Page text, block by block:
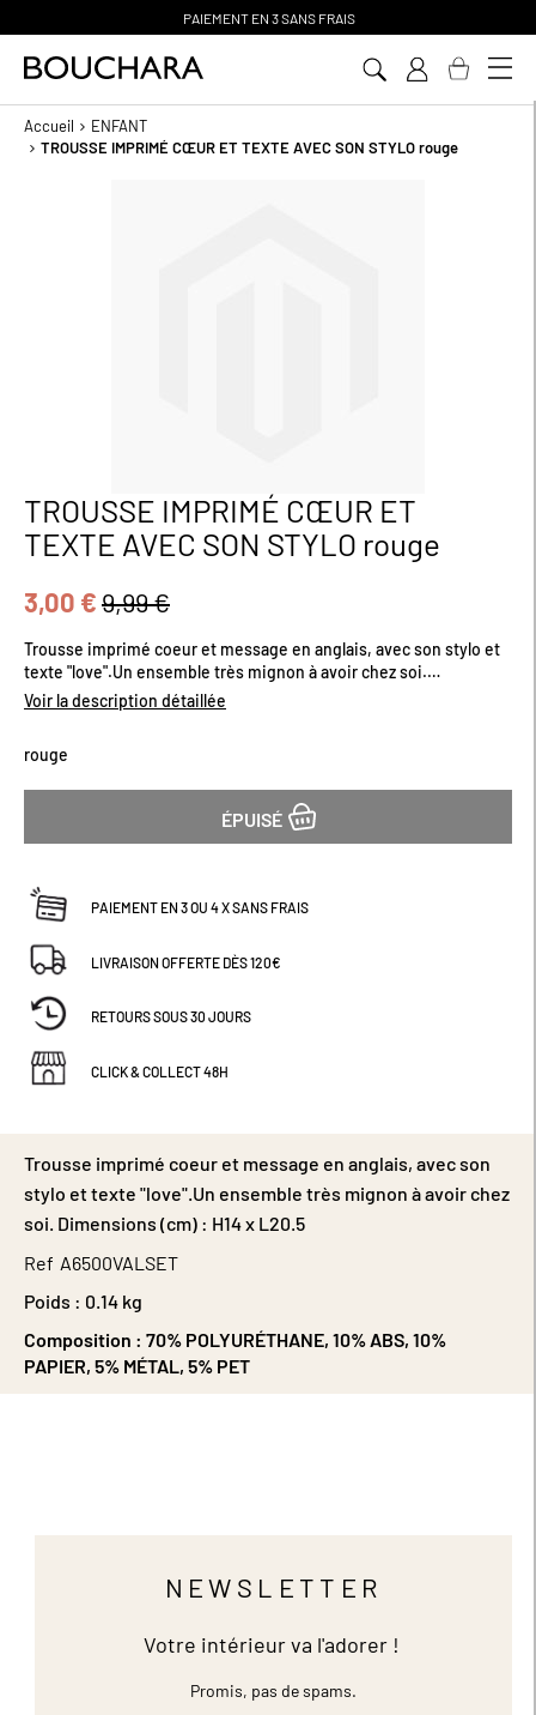
PAIEMENT EN 3 SANS FRAIS
Accueil
ENFANT
TROUSSE IMPRIMÉ CŒUR ET TEXTE AVEC SON STYLO rouge
Passer
au
début
la
Galerie
d’images
TROUSSE IMPRIMÉ CŒUR ET
TEXTE AVEC SON STYLO rouge
3,00 €9,99 €
Trousse imprimé coeur et message en anglais, avec son stylo et
texte "love".Un ensemble très mignon à avoir chez soi.
Dimensions (cm) : H14 x L20.5
Voir la description détaillée
rouge
ÉPUISÉ
PAIEMENT EN 3 OU 4 X SANS FRAIS
LIVRAISON OFFERTE DÈS 120€
RETOURS SOUS 30 JOURS
CLICK & COLLECT 48H
Trousse imprimé coeur et message en anglais, avec son
stylo et texte "love".Un ensemble très mignon à avoir chez
soi. Dimensions (cm) : H14 x L20.5
Ref A6500VALSET
Poids : 0.14 kg
Composition : 70% POLYURÉTHANE, 10% ABS, 10%
PAPIER, 5% MÉTAL, 5% PET
NEWSLETTER
Votre intérieur va l'adorer !
Promis, pas de spams.